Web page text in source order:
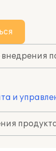
внедрения
и